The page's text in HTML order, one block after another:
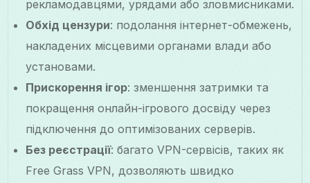
рекламодавцями, урядами або зловмисниками.
Обхід цензури: подолання інтернет-обмежень,
накладених місцевими органами влади або
установами.
Прискорення ігор: зменшення затримки та
покращення онлайн-ігрового досвіду через
підключення до оптимізованих серверів.
Без реєстрації: багато VPN-сервісів, таких як
Free Grass VPN, дозволяють швидко